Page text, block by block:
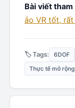
Bài viết tham
ảo VR tốt,
🏷️ Tags: 6DOF
Thực tế mở rộng